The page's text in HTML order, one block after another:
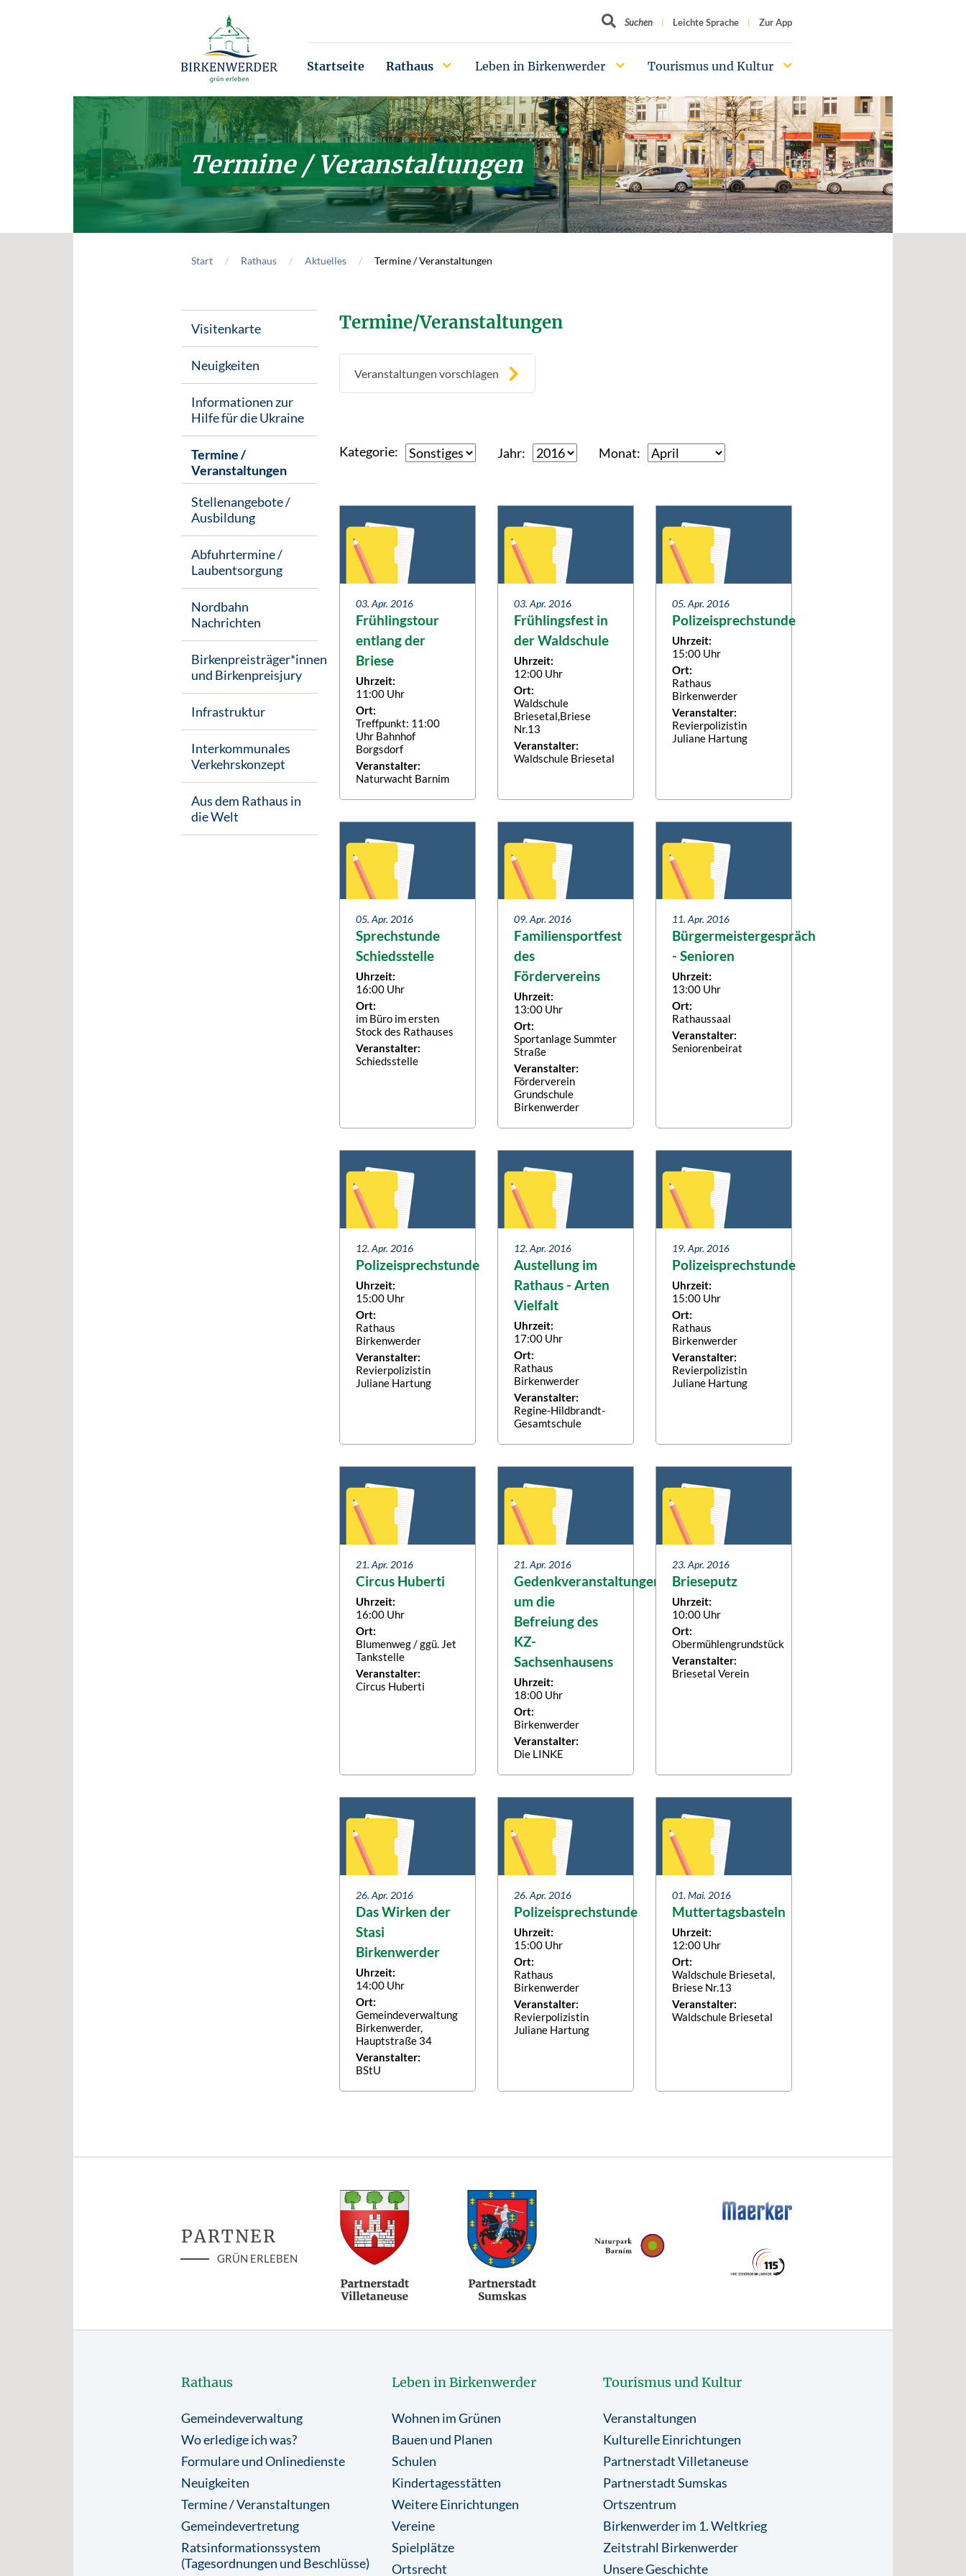
Suchbegriff
Suchen Leichte Sprache Zur App
Startseite Rathaus Leben in Birkenwerder Tourismus und Kultur
Termine / Veranstaltungen
Start Rathaus Aktuelles Termine / Veranstaltungen
Visitenkarte
Neuigkeiten
Informationen zur
Hilfe für die Ukraine
Termine /
Veranstaltungen
Stellenangebote /
Ausbildung
Abfuhrtermine /
Laubentsorgung
Nordbahn
Nachrichten
Birkenpreisträger*innen
und Birkenpreisjury
Infrastruktur
Interkommunales
Verkehrskonzept
Aus dem Rathaus in
die Welt
Termine/Veranstaltungen
Veranstaltungen vorschlagen
Kategorie Jahr Monat
03. Apr. 2016
Frühlingstour
entlang der
Briese
Uhrzeit:
11:00 Uhr
Ort:
Treffpunkt: 11:00
Uhr Bahnhof
Borgsdorf
Veranstalter:
Naturwacht Barnim
03. Apr. 2016
Frühlingsfest in
der Waldschule
Uhrzeit:
12:00 Uhr
Ort:
Waldschule
Briesetal,Briese
Nr.13
Veranstalter:
Waldschule Briesetal
05. Apr. 2016
Polizeisprechstunde
Uhrzeit:
15:00 Uhr
Ort:
Rathaus
Birkenwerder
Veranstalter:
Revierpolizistin
Juliane Hartung
05. Apr. 2016
Sprechstunde
Schiedsstelle
Uhrzeit:
16:00 Uhr
Ort:
im Büro im ersten
Stock des Rathauses
Veranstalter:
Schiedsstelle
09. Apr. 2016
Familiensportfest
des
Fördervereins
Uhrzeit:
13:00 Uhr
Ort:
Sportanlage Summter
Straße
Veranstalter:
Förderverein
Grundschule
Birkenwerder
11. Apr. 2016
Bürgermeistergespräch
- Senioren
Uhrzeit:
13:00 Uhr
Ort:
Rathaussaal
Veranstalter:
Seniorenbeirat
12. Apr. 2016
Polizeisprechstunde
Uhrzeit:
15:00 Uhr
Ort:
Rathaus
Birkenwerder
Veranstalter:
Revierpolizistin
Juliane Hartung
12. Apr. 2016
Austellung im
Rathaus - Arten
Vielfalt
Uhrzeit:
17:00 Uhr
Ort:
Rathaus
Birkenwerder
Veranstalter:
Regine-Hildbrandt-
Gesamtschule
19. Apr. 2016
Polizeisprechstunde
Uhrzeit:
15:00 Uhr
Ort:
Rathaus
Birkenwerder
Veranstalter:
Revierpolizistin
Juliane Hartung
21. Apr. 2016
Circus Huberti
Uhrzeit:
16:00 Uhr
Ort:
Blumenweg / ggü. Jet
Tankstelle
Veranstalter:
Circus Huberti
21. Apr. 2016
Gedenkveranstaltungen
um die
Befreiung des
KZ-
Sachsenhausens
Uhrzeit:
18:00 Uhr
Ort:
Birkenwerder
Veranstalter:
Die LINKE
23. Apr. 2016
Brieseputz
Uhrzeit:
10:00 Uhr
Ort:
Obermühlengrundstück
Veranstalter:
Briesetal Verein
26. Apr. 2016
Das Wirken der
Stasi
Birkenwerder
Uhrzeit:
14:00 Uhr
Ort:
Gemeindeverwaltung
Birkenwerder,
Hauptstraße 34
Veranstalter:
BStU
26. Apr. 2016
Polizeisprechstunde
Uhrzeit:
15:00 Uhr
Ort:
Rathaus
Birkenwerder
Veranstalter:
Revierpolizistin
Juliane Hartung
01. Mai. 2016
Muttertagsbasteln
Uhrzeit:
12:00 Uhr
Ort:
Waldschule Briesetal,
Briese Nr.13
Veranstalter:
Waldschule Briesetal
PARTNER
GRÜN ERLEBEN
Rathaus
Gemeindeverwaltung
Wo erledige ich was?
Formulare und Onlinedienste
Neuigkeiten
Termine / Veranstaltungen
Gemeindevertretung
Ratsinformationssystem
(Tagesordnungen und Beschlüsse)
Leben in Birkenwerder
Wohnen im Grünen
Bauen und Planen
Schulen
Kindertagesstätten
Weitere Einrichtungen
Vereine
Spielplätze
Ortsrecht
Tourismus und Kultur
Veranstaltungen
Kulturelle Einrichtungen
Partnerstadt Villetaneuse
Partnerstadt Sumskas
Ortszentrum
Birkenwerder im 1. Weltkrieg
Zeitstrahl Birkenwerder
Unsere Geschichte